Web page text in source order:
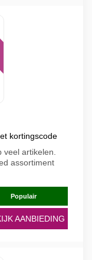
kortingscode
artikelen.
assortiment
Populair
AANBIEDING